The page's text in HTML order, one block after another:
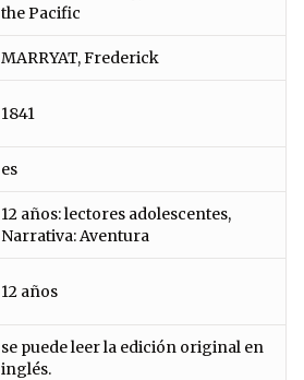
the Pacific
MARRYAT, Frederick
1841
es
12 años: lectores adolescentes,
Narrativa: Aventura
12 años
se puede leer la edición original en
inglés.